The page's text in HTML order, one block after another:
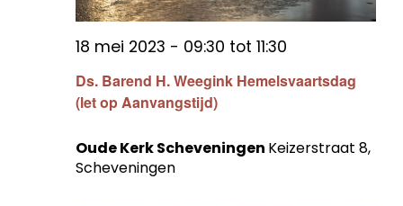
Ds. Barend H. Weegink Hemelsvaartsdag
(let op Aanvangstijd)
18 mei 2023 - 09:30 tot 11:30
Oude Kerk Scheveningen Keizerstraat 8,
Scheveningen